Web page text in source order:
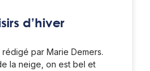
d’hiver
rédigé par Marie Demers.
la neige, on est bel et